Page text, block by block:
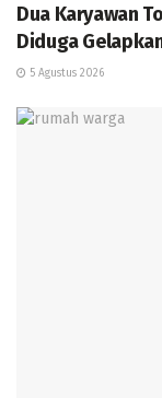
Dua Karyawan
Diduga
5 Agustus 2026